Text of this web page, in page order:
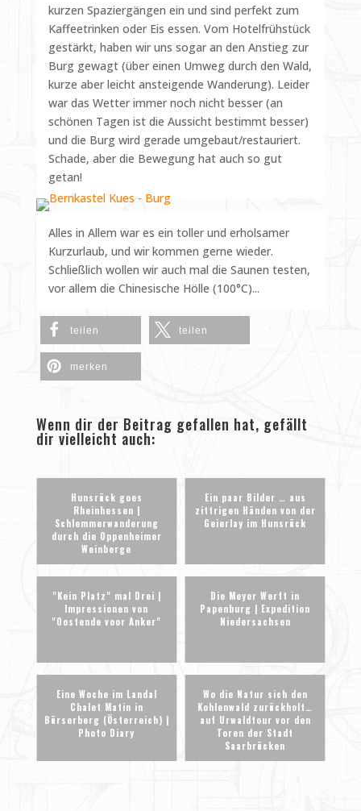
kurzen Spaziergängen ein und sind perfekt zum
Kaffeetrinken oder Eis essen. Vom Hotelfrühstück
gestärkt, haben wir uns sogar an den Anstieg zur
Burg gewagt (über einen Umweg durch den Wald,
kurze aber leicht ansteigende Wanderung). Leider
war das Wetter immer noch nicht besser (an
schönen Tagen ist die Aussicht bestimmt besser)
und die Burg wird gerade umgebaut/restauriert.
Schade, aber die Bewegung hat auch so gut
getan!
Alles in Allem war es ein toller und erholsamer
Kurzurlaub, und wir kommen gerne wieder.
Schließlich wollen wir auch mal die Saunen testen,
vor allem die Chinesische Hölle (100°C)...
teilen teilen
merken
Wenn dir der Beitrag gefallen hat, gefällt
dir vielleicht auch:
Hunsrück goes
Rheinhessen |
Schlemmerwanderung
durch die Oppenheimer
Weinberge
Ein paar Bilder … aus
zittrigen Händen von der
Geierlay im Hunsrück
"Kein Platz" mal Drei |
Impressionen von
"Oostende voor Anker"
Die Meyer Werft in
Papenburg | Expedition
Niedersachsen
Eine Woche im Landal
Chalet Matin in
Bürserberg (Österreich) |
Photo Diary
Wo die Natur sich den
Kohlenwald zurückholt…
auf Urwaldtour vor den
Toren der Stadt
Saarbrücken